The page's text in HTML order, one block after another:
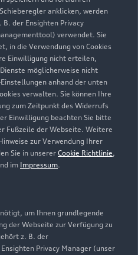
anklicken, werden
B. der Ensighten Privacy
verwendet. Sie
in die Verwendung von Cookies
Einwilligung nicht erteilen,
möglicherweise nicht
anhand der unten
verwalten. Sie können Ihre
zum Zeitpunkt des Widerrufs
Einwilligung beachten Sie bitte
Fußzeile der Webseite. Weitere
zur Verwendung Ihrer
Sie in unserer Cookie Richtlinie,
im Impressum.
um Ihnen grundlegende
der Webseite zur Verfügung zu
z. B. der
Privacy Manager (unser